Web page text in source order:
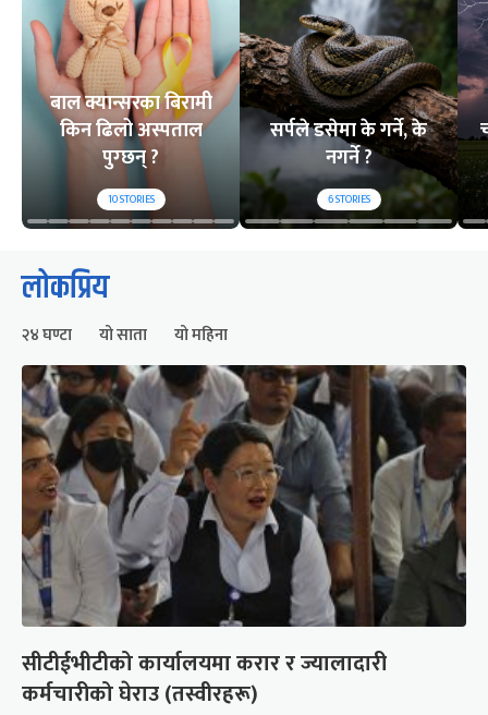
बाल क्यान्सरका बिरामी
किन ढिलो अस्पताल
पुग्छन् ?
10STORIES
सर्पले डसेमा के गर्ने, के
नगर्ने ?
6STORIES
लोकप्रिय
२४ घण्टा यो साता यो महिना
सीटीईभीटीको कार्यालयमा करार र ज्यालादारी
कर्मचारीको घेराउ (तस्वीरहरू)